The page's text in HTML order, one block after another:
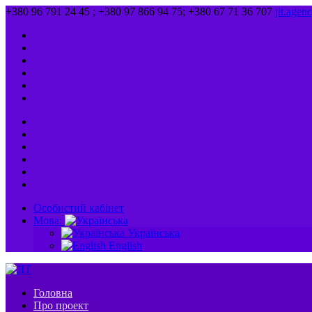
+380 96 791 24 45 ; +380 97 866 94 75; +380 67 71 36 707
Особистий кабінет
Мова:
Українська
English
Головна
Про проект